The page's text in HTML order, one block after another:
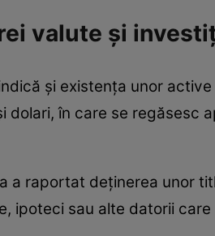
valute și
și existența unor
dolari, în care se
a raportat deținerea unor
ipoteci sau alte datorii